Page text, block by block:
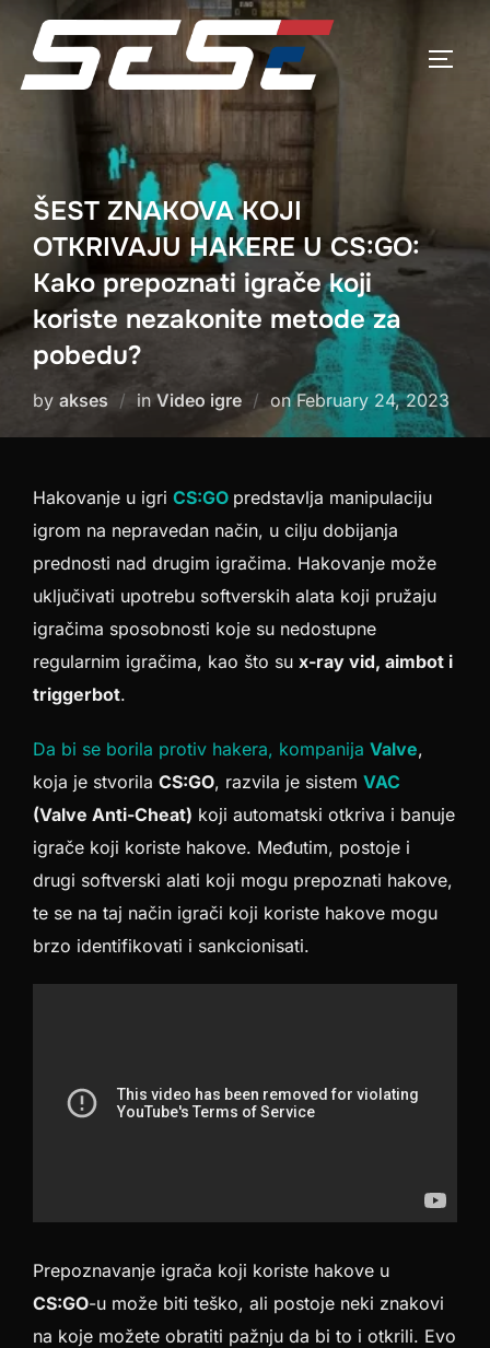
content
ŠEST ZNAKOVA KOJI
OTKRIVAJU HAKERE U CS:GO:
Kako prepoznati igrače koji
koriste nezakonite metode za
pobedu?
by akses in Video igre onPosted
February 24, 2023
Hakovanje u igri CS:GO predstavlja manipulaciju
igrom na nepravedan način, u cilju dobijanja
prednosti nad drugim igračima. Hakovanje može
uključivati upotrebu softverskih alata koji pružaju
igračima sposobnosti koje su nedostupne
regularnim igračima, kao što su x-ray vid, aimbot i
triggerbot.
Da bi se borila protiv hakera, kompanija Valve,
koja je stvorila CS:GO, razvila je sistem VAC
(Valve Anti-Cheat) koji automatski otkriva i banuje
igrače koji koriste hakove. Međutim, postoje i
drugi softverski alati koji mogu prepoznati hakove,
te se na taj način igrači koji koriste hakove mogu
brzo identifikovati i sankcionisati.
Prepoznavanje igrača koji koriste hakove u
CS:GO-u može biti teško, ali postoje neki znakovi
na koje možete obratiti pažnju da bi to i otkrili. Evo